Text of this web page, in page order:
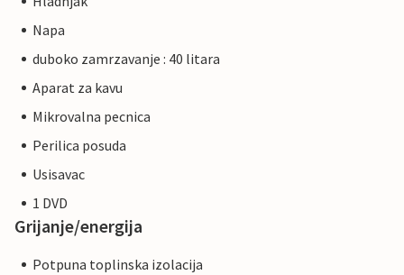
Napa
duboko zamrzavanje : 40 litara
Aparat za kavu
Mikrovalna pecnica
Perilica posuda
Usisavac
1 DVD
Grijanje/energija
Potpuna toplinska izolacija